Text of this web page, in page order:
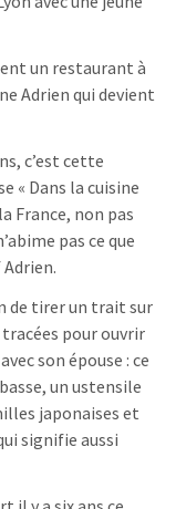
un restaurant à
Adrien qui devient
c’est cette
« Dans la cuisine
France, non pas
pas ce que
de tirer un trait sur
pour ouvrir
son épouse : ce
un ustensile
japonaises et
signifie aussi